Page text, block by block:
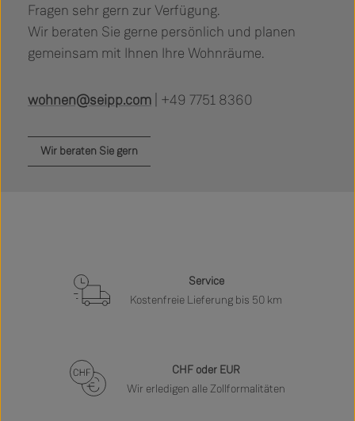
Fragen sehr gern zur Verfügung.
Wir beraten Sie gerne persönlich und planen
gemeinsam mit Ihnen Ihre Wohnräume.
wohnen@seipp.com | +49 7751 8360
Wir beraten Sie gern
Service
Kostenfreie Lieferung bis 50 km
CHF oder EUR
Wir erledigen alle Zollformalitäten